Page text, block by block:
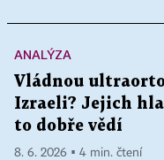
ANALÝZA
Vládnou
Izraeli? Jejich
to dobře vědí
8. 6. 2026 ▪ 4 min. čtení